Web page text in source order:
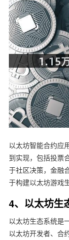
以太坊智能合约应
到实现，包括投票
于社区决策，金融
于构建以太坊游戏
4、以太坊生
以太坊生态系统是
以太坊开发者、合